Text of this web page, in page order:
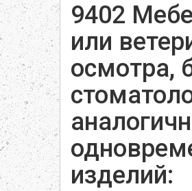
9402
или
осмотра,
изделий: